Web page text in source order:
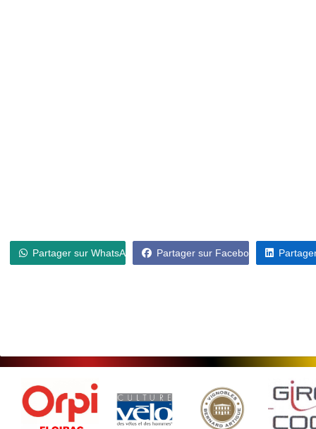
Partager sur WhatsApp Partager sur Facebook